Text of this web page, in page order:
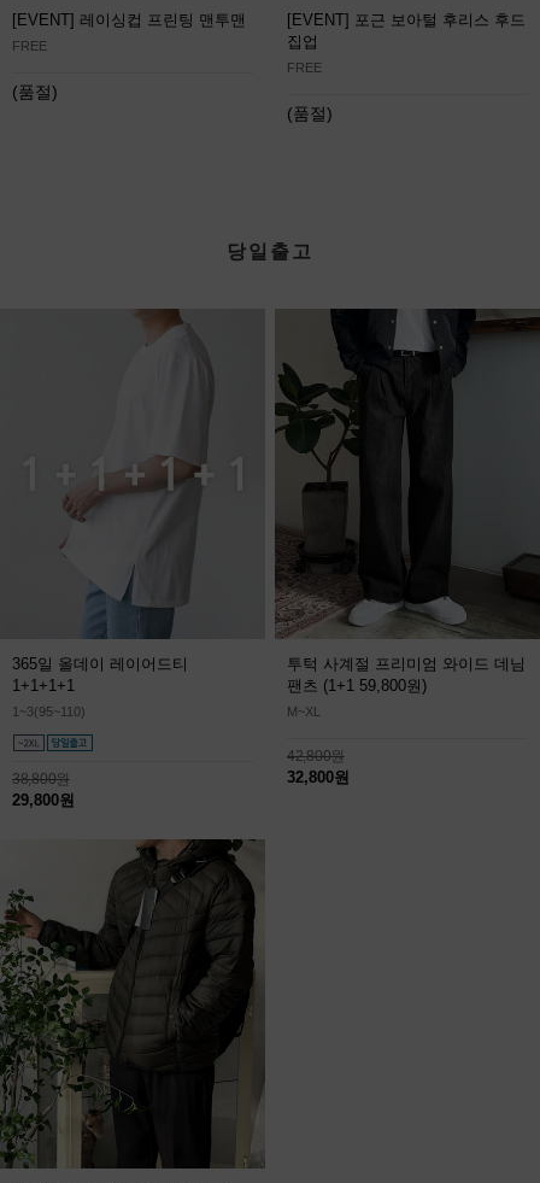
[EVENT] 레이싱컵 프린팅 맨투맨
FREE
(품절)
[EVENT] 포근 보아털 후리스 후드
집업
FREE
(품절)
당일출고
365일 올데이 레이어드티
1+1+1+1
1~3(95~110)
38,800원
29,800원
투턱 사계절 프리미엄 와이드 데님
팬츠 (1+1 59,800원)
M~XL
42,800원
32,800원